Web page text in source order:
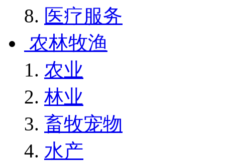
医疗服务
农林牧渔
农业
林业
畜牧宠物
水产